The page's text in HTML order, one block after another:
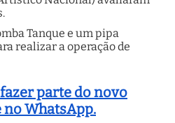
Tanque e um pipa
realizar a operação de
parte do novo
WhatsApp.